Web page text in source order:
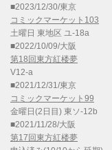
■2023/12/30/東京
コミックマーケット103
土曜日 東地区 ユ-18a
■2022/10/09/大阪
第18回東方紅楼夢
V12-a
■2021/12/31/東京
コミックマーケット99
金曜日(2日目) 東ソ-12b
■2021/11/28/大阪
第17回東方紅楼夢